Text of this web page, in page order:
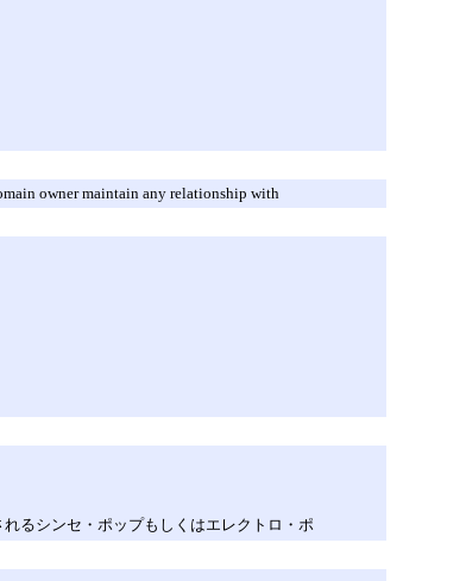
owner maintain any relationship with
るシンセ・ポップもしくはエレクトロ・ポ